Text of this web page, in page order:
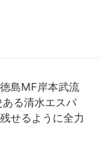
島MF岸本武流
る清水エスパ
せるように全力